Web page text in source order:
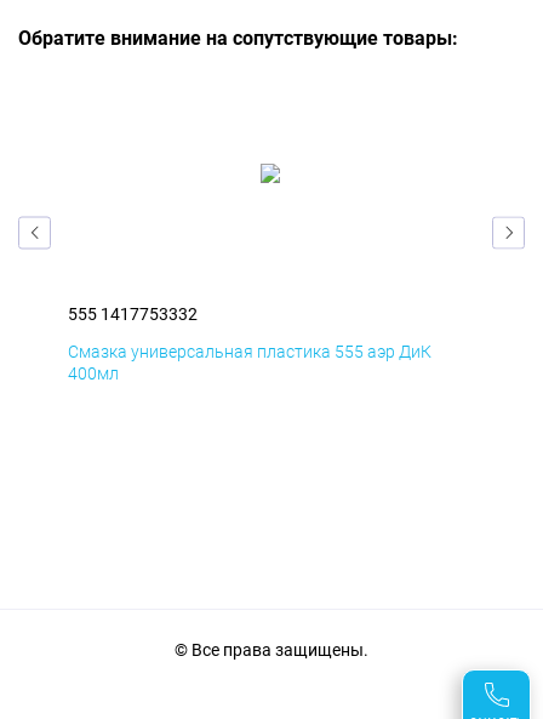
Обратите внимание на сопутствующие товары:
555 1417753332
Смазка универсальная пластика 555 аэр ДиК
400мл
© Все права защищены.